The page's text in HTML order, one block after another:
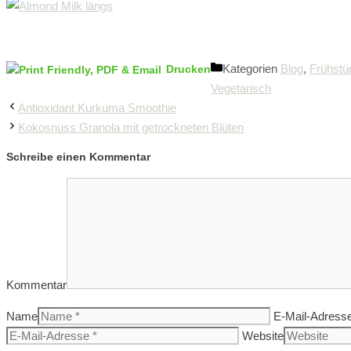
Drucken Kategorien Blog,
Vegetarisch
Antioxidant Kurkuma Smoothie
Kokosnuss Granola mit getrockneten Blüten
Schreibe einen Kommentar
Kommentar
Name
E-Mail-
Website